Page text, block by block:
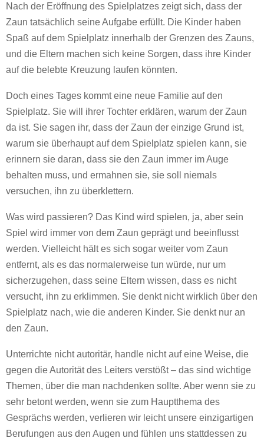
Nach der Eröffnung des Spielplatzes zeigt sich, dass der
Zaun tatsächlich seine Aufgabe erfüllt. Die Kinder haben
Spaß auf dem Spielplatz innerhalb der Grenzen des Zauns,
und die Eltern machen sich keine Sorgen, dass ihre Kinder
auf die belebte Kreuzung laufen könnten.
Doch eines Tages kommt eine neue Familie auf den
Spielplatz. Sie will ihrer Tochter erklären, warum der Zaun
da ist. Sie sagen ihr, dass der Zaun der einzige Grund ist,
warum sie überhaupt auf dem Spielplatz spielen kann, sie
erinnern sie daran, dass sie den Zaun immer im Auge
behalten muss, und ermahnen sie, sie soll niemals
versuchen, ihn zu überklettern.
Was wird passieren? Das Kind wird spielen, ja, aber sein
Spiel wird immer von dem Zaun geprägt und beeinflusst
werden. Vielleicht hält es sich sogar weiter vom Zaun
entfernt, als es das normalerweise tun würde, nur um
sicherzugehen, dass seine Eltern wissen, dass es nicht
versucht, ihn zu erklimmen. Sie denkt nicht wirklich über den
Spielplatz nach, wie die anderen Kinder. Sie denkt nur an
den Zaun.
Unterrichte nicht autoritär, handle nicht auf eine Weise, die
gegen die Autorität des Leiters verstößt – das sind wichtige
Themen, über die man nachdenken sollte. Aber wenn sie zu
sehr betont werden, wenn sie zum Hauptthema des
Gesprächs werden, verlieren wir leicht unsere einzigartigen
Berufungen aus den Augen und fühlen uns stattdessen zu